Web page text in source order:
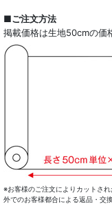
■ご注文方法
掲載価格は生地50cmの価
※お客様のご注文によりカットさ
外でのお客様都合による返品・交